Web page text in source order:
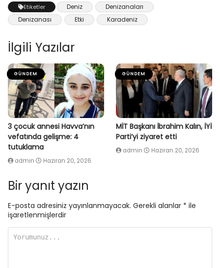
Etiketler Deniz
Denizanaları
Denizanası
Etki Karadeniz
İlgili Yazılar
GÜNDEM
3 çocuk annesi Havva’nın
vefatında gelişme: 4
tutuklama
admin Haziran 20, 2026
GÜNDEM
MİT Başkanı İbrahim Kalın, İYİ
Parti’yi ziyaret etti
admin Haziran 20, 2026
Bir yanıt yazın
E-posta adresiniz yayınlanmayacak. Gerekli alanlar * ile
işaretlenmişlerdir